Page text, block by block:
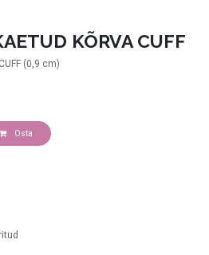
KÕRVA CUFF
(0,9 cm)
Osta